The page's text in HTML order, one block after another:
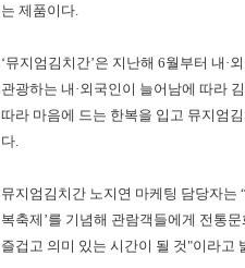
는 제품이다.
‘뮤지엄김치간’은 지난해 6월부터 내·
관광하는 내·외국인이 늘어남에 따라
따라 마음에 드는 한복을 입고 뮤지엄
다.
뮤지엄김치간 노지연 마케팅 담당자는
복축제’를 기념해 관람객들에게 전통
즐겁고 의미 있는 시간이 될 것"이라고